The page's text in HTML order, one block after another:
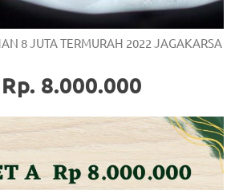
8 JUTA TERMURAH 2022 JAGAKARSA
8.000.000